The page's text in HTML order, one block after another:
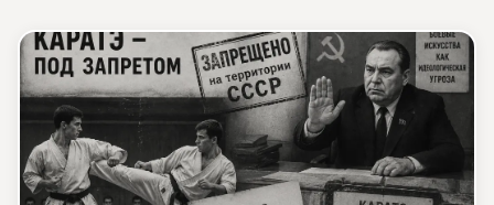
Питание
Пояса
Психология бойца
Растяжка и ОФП